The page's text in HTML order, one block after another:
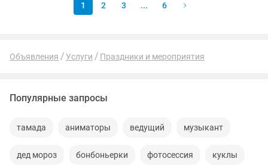
1 2 3 ... 6
Объявления Услуги Праздники и мероприятия
Популярные запросы
тамада аниматоры ведущий музыкант
дед мороз бонбоньерки фотосессия куклы